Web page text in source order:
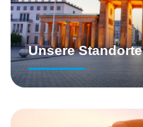
Unsere Standorte